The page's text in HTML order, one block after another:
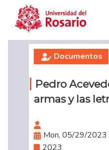
Skip to main content
Documentos
Pedro
armas y las
Mon, 05/29/
2023